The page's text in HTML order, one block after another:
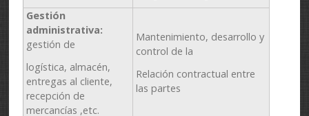
Gestión
administrativa:
gestión de
logística, almacén,
entregas al cliente,
recepción de
mercancías ,etc.
Mantenimiento, desarrollo y
control de la
Relación contractual entre
las partes